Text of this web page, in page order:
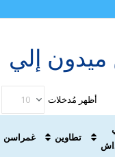
إلي
أظهر مُدخلات
تطاوين غمراسن